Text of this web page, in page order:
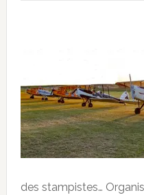
des stampistes…